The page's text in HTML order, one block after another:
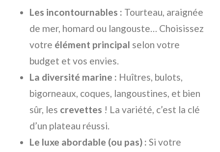
Les incontournables : Tourteau, araignée
de mer, homard ou langouste… Choisissez
votre élément principal selon votre
budget et vos envies.
La diversité marine : Huîtres, bulots,
bigorneaux, coques, langoustines, et bien
sûr, les crevettes ! La variété, c’est la clé
d’un plateau réussi.
Le luxe abordable (ou pas) : Si votre